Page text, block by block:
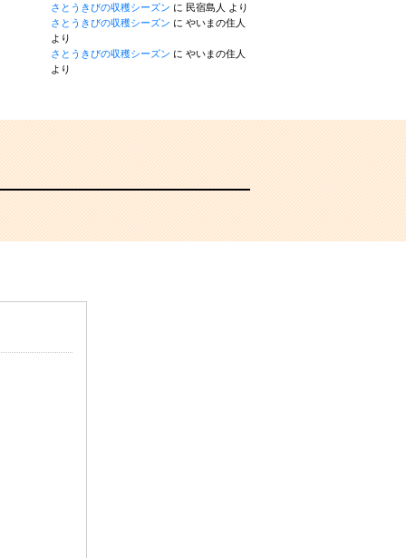
さとうきびの収穫シーズン に 民宿島人
より
さとうきびの収穫シーズン に やいまの住人
より
さとうきびの収穫シーズン に やいまの住人
より